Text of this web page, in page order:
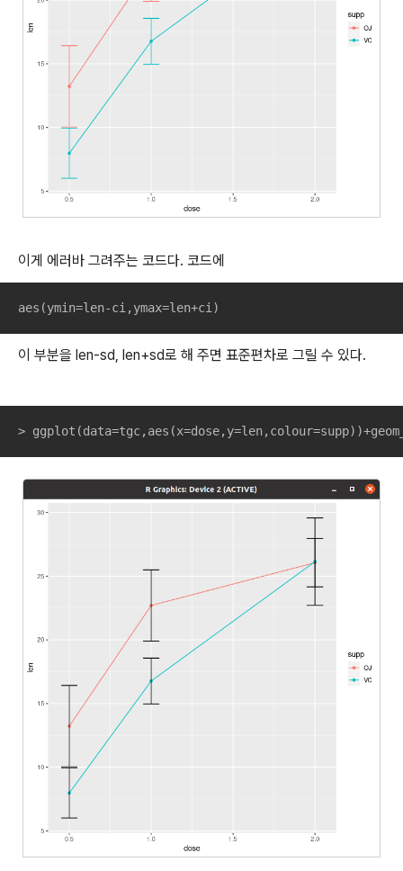
이게 에러바 그려주는 코드다. 코드에
aes(ymin=len-ci,ymax=len+ci)
이 부분을 len-sd, len+sd로 해 주면 표준편차로 그릴 수 있다.
>